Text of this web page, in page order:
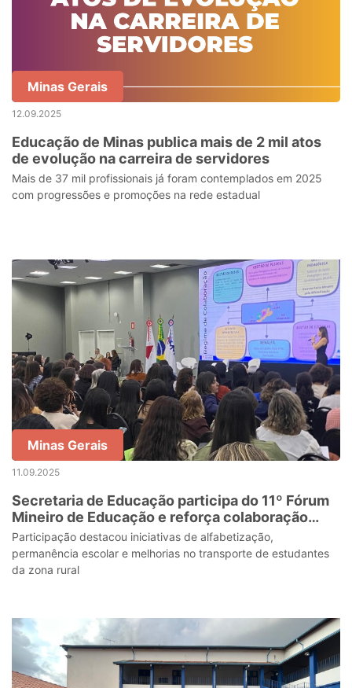
Minas Gerais
12.09.2025
Educação de Minas publica mais de 2 mil atos
de evolução na carreira de servidores
Mais de 37 mil profissionais já foram contemplados em 2025
com progressões e promoções na rede estadual
Minas Gerais
11.09.2025
Secretaria de Educação participa do 11º Fórum
Mineiro de Educação e reforça colaboração
entre Estado e municípios
Participação destacou iniciativas de alfabetização,
permanência escolar e melhorias no transporte de estudantes
da zona rural